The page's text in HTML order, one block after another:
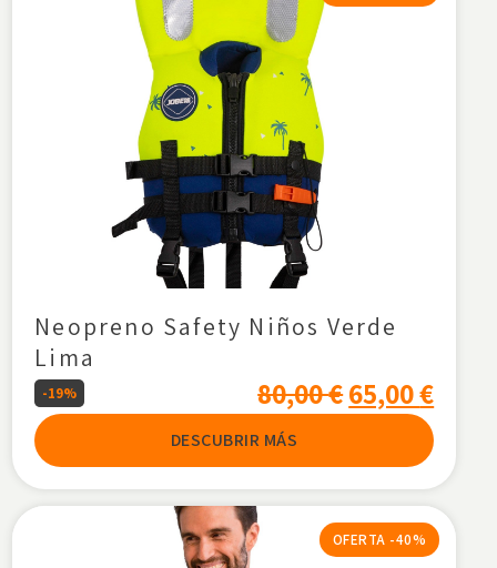
Neopreno Safety Niños Verde
Lima
-19% 80,00€65,00€
DESCUBRIR MÁS
OFERTA -40%